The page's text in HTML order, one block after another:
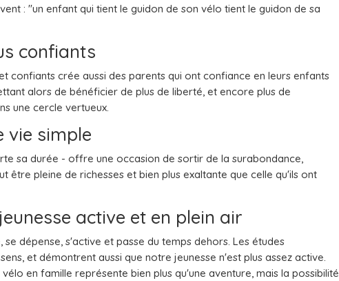
: "un enfant qui tient le guidon de son vélo tient le guidon de sa
confiants
confiants crée aussi des parents qui ont confiance en leurs enfants
alors de bénéficier de plus de liberté, et encore plus de
une cercle vertueux.
vie simple
sa durée - offre une occasion de sortir de la surabondance,
être pleine de richesses et bien plus exaltante que celle qu'ils ont
active et en plein air
se dépense, s'active et passe du temps dehors. Les études
et démontrent aussi que notre jeunesse n'est plus assez active.
en famille représente bien plus qu'une aventure, mais la possibilité